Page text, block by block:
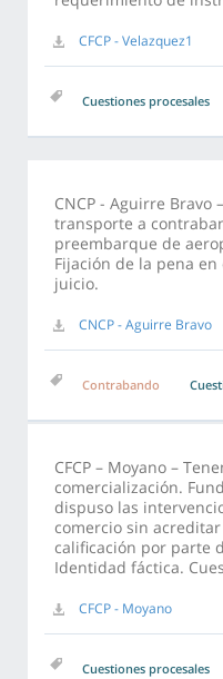
CFCP - Velazquez1
Cuestiones procesales
CNCP - Aguirre Bravo
transporte a
preembarque de
Fijación de la pena
juicio.
CNCP - Aguirre Bravo
Contrabando
CFCP – Moyano –
comercialización.
dispuso las
comercio sin
calificación por parte
Identidad fáctica.
CFCP - Moyano
Cuestiones procesales